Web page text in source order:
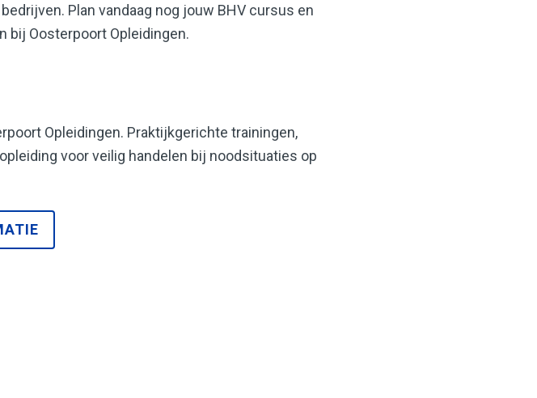
Plan vandaag nog jouw BHV cursus en
bij Oosterpoort Opleidingen.
Opleidingen. Praktijkgerichte trainingen,
voor veilig handelen bij noodsituaties op
mail